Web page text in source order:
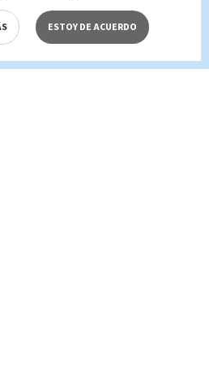
ESTOY DE ACUERDO